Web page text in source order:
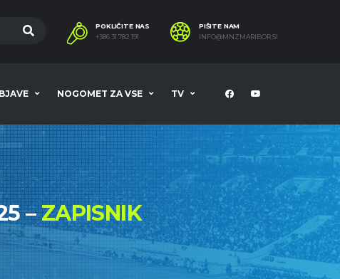
POKLIČITE NAS
+386 31 782 191
PIŠITE NAM
INFO@MNZMARIBOR.SI
NOGOMET ZA VSE TV
–ZAPISNIK